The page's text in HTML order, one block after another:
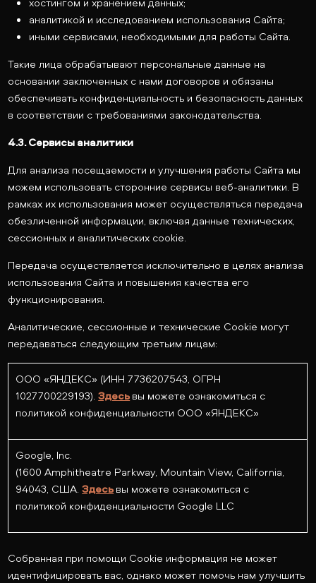
аналитикой и исследованием использования Сайта;
иными сервисами, необходимыми для работы Сайта.
Такие лица обрабатывают персональные данные на
основании заключенных с нами договоров и обязаны
обеспечивать конфиденциальность и безопасность данных
в соответствии с требованиями законодательства.
4.3. Сервисы аналитики
Для анализа посещаемости и улучшения работы Сайта мы
можем использовать сторонние сервисы веб-аналитики. В
рамках их использования может осуществляться передача
обезличенной информации, включая данные технических,
сессионных и аналитических cookie.
Передача осуществляется исключительно в целях анализа
использования Сайта и повышения качества его
функционирования.
Аналитические, сессионные и технические Cookie могут
передаваться следующим третьим лицам:
ООО «ЯНДЕКС» (ИНН 7736207543, ОГРН
1027700229193).Здесьвы можете ознакомиться с
политикой конфиденциальности ООО «ЯНДЕКС»
Google, Inc.
(1600 Amphitheatre Parkway, Mountain View, California,
94043, США.Здесьвы можете ознакомиться с
политикой конфиденциальности Google LLC
Собранная при помощи Cookie информация не может
идентифицировать вас, однако может помочь нам улучшить